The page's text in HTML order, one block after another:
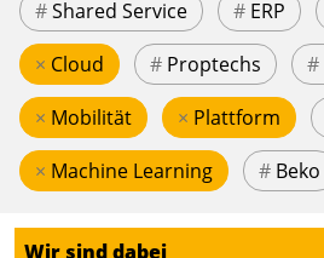
#Shared Service # ERP
× Cloud # Proptechs #
× Mobilität × Plattform
× Machine Learning # Beko
Wir sind dabei